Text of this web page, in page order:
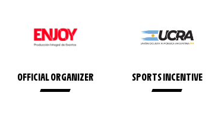
OFFICIAL ORGANIZER SPORTS INCENTIVE